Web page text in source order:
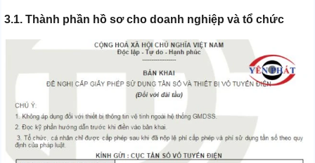
3.1. Thành phần hồ sơ cho doanh nghiệp và tổ chức